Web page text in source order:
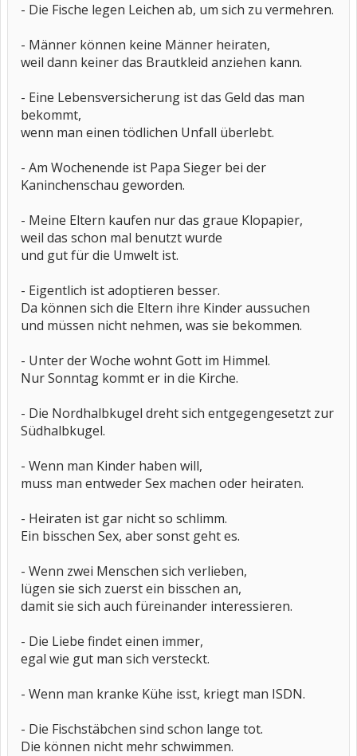
- Die Fische legen Leichen ab, um sich zu vermehren.
- Männer können keine Männer heiraten,
weil dann keiner das Brautkleid anziehen kann.
- Eine Lebensversicherung ist das Geld das man
bekommt,
wenn man einen tödlichen Unfall überlebt.
- Am Wochenende ist Papa Sieger bei der
Kaninchenschau geworden.
- Meine Eltern kaufen nur das graue Klopapier,
weil das schon mal benutzt wurde
und gut für die Umwelt ist.
- Eigentlich ist adoptieren besser.
Da können sich die Eltern ihre Kinder aussuchen
und müssen nicht nehmen, was sie bekommen.
- Unter der Woche wohnt Gott im Himmel.
Nur Sonntag kommt er in die Kirche.
- Die Nordhalbkugel dreht sich entgegengesetzt zur
Südhalbkugel.
- Wenn man Kinder haben will,
muss man entweder Sex machen oder heiraten.
- Heiraten ist gar nicht so schlimm.
Ein bisschen Sex, aber sonst geht es.
- Wenn zwei Menschen sich verlieben,
lügen sie sich zuerst ein bisschen an,
damit sie sich auch füreinander interessieren.
- Die Liebe findet einen immer,
egal wie gut man sich versteckt.
- Wenn man kranke Kühe isst, kriegt man ISDN.
- Die Fischstäbchen sind schon lange tot.
Die können nicht mehr schwimmen.